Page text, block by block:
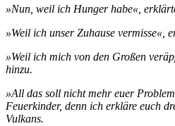
»Nun, weil ich Hunger habe«,
»Weil ich unser Zuhause vermisse«,
»Weil ich mich von den Großen
hinzu.
»All das soll nicht mehr euer
Feuerkinder, denn ich erkläre euch
Vulkans.